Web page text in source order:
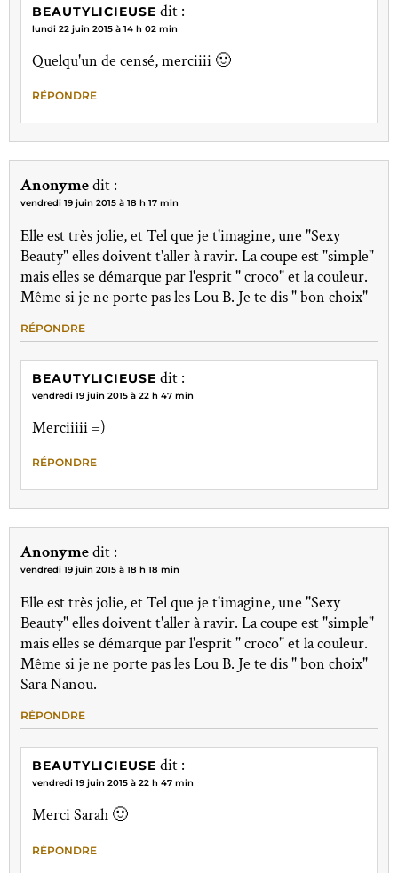
BEAUTYLICIEUSE dit :
lundi 22 juin 2015 à 14 h 02 min
Quelqu'un de censé, merciiii 🙂
RÉPONDRE
Anonymedit :
vendredi 19 juin 2015 à 18 h 17 min
Elle est très jolie, et Tel que je t'imagine, une "Sexy
Beauty" elles doivent t'aller à ravir. La coupe est "simple"
mais elles se démarque par l'esprit " croco" et la couleur.
Même si je ne porte pas les Lou B. Je te dis " bon choix"
RÉPONDRE
BEAUTYLICIEUSE dit :
vendredi 19 juin 2015 à 22 h 47 min
Merciiiii =)
RÉPONDRE
Anonymedit :
vendredi 19 juin 2015 à 18 h 18 min
Elle est très jolie, et Tel que je t'imagine, une "Sexy
Beauty" elles doivent t'aller à ravir. La coupe est "simple"
mais elles se démarque par l'esprit " croco" et la couleur.
Même si je ne porte pas les Lou B. Je te dis " bon choix"
Sara Nanou.
RÉPONDRE
BEAUTYLICIEUSE dit :
vendredi 19 juin 2015 à 22 h 47 min
Merci Sarah 🙂
RÉPONDRE